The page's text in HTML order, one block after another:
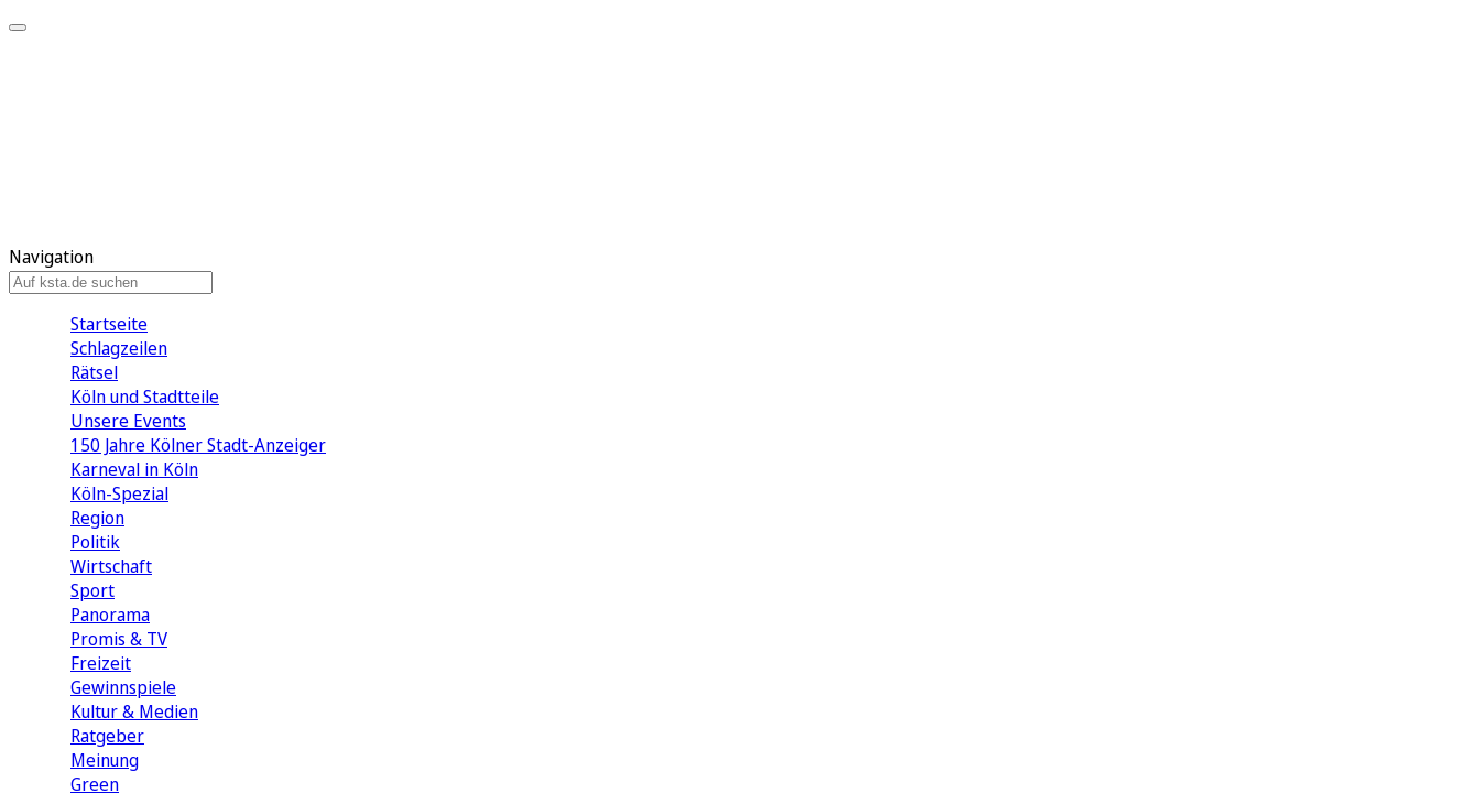
Navigation
Startseite
Schlagzeilen
Rätsel
Köln und Stadtteile
Unsere Events
150 Jahre Kölner Stadt-Anzeiger
Karneval in Köln
Köln-Spezial
Region
Politik
Wirtschaft
Sport
Panorama
Promis & TV
Freizeit
Gewinnspiele
Kultur & Medien
Ratgeber
Meinung
Green